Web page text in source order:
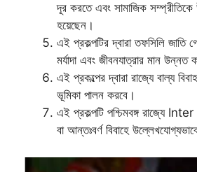
দূর করতে এবং সামাজিক
হয়েছেন।
এই প্রকল্পটির দ্বারা তফসিলি জাতি
মর্যাদা এবং জীবনযাত্রার মান উন্নত
এই প্রকল্পের দ্বারা রাজ্যে বাল্য
ভূমিকা পালন করবে।
এই প্রকল্পটি পশ্চিমবঙ্গ রাজ্যে
বা আন্তঃবর্ণ বিবাহে